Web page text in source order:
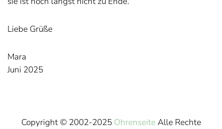
Liebe Grüße
Mara
Juni 2025
Copyright © 2002-2025 Ohrenseite Alle Rechte